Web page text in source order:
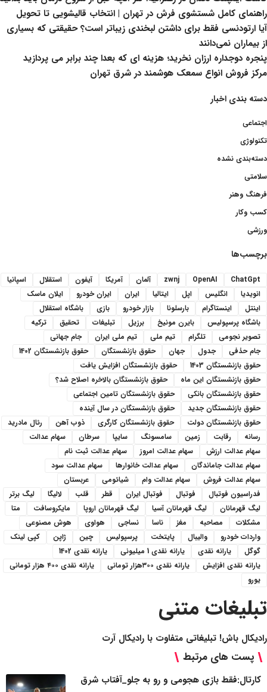
راهنمای کامل شستشوی فرش در تهران | انتخاب قالیشویی تا تحویل
آیا ارتودنسی فقط برای داشتن لبخندی زیباتر است؟ حقیقتی که بسیاری
از بیماران نمی‌دانند
پنجره دوجداره ارزان نخرید؛ هزینه ای که بعدا چند برابر می پردازید
مرکز فروش انواع سمعک هوشمند در شرق تهران
دسته بندی اخبار
اجتماعی
تکنولوژی
دسته‌بندی نشده
سلامتی
فرهنگ وهنر
کسب وکار
ورزشی
برچسب‌ها
ChatGpt
OpenAI
zwnj آلمان آمریکا آیفون استقلال
اسپانیا
انویدیا
انگلیس اپل ایتالیا ایران ایران خودرو
ایلان ماسک
اینتل
اینستاگرام بارسلونا بازار خودرو بازی
باشگاه استقلال
باشگاه پرسپولیس
بایرن مونیخ برزیل تبلیغات تحقیق
ترکیه
تصویر نجومی
تلگرام تیم ملی تیم ملی ایران
جام جهانی
جام حذفی
جدول جهان حقوق بازنشستگان
حقوق بازنشستگان 1402
حقوق بازنشستگان 1403
حقوق بازنشستگان افزایش یافت
حقوق بازنشستگان این ماه
حقوق بازنشستگان بالاخره اصلاح شد؟
حقوق بازنشستگان بانکی
حقوق بازنشستگان تامین اجتماعی
حقوق بازنشستگان جدید
حقوق بازنشستگان در سال آینده
حقوق بازنشستگان دولت
حقوق بازنشستگان کارگری ذوب آهن
رئال مادرید
رسانه
رقابت زمین سامسونگ سایپا سرطان
سهام عدالت
سهام عدالت ارزش
سهام عدالت امروز
سهام عدالت ثبت نام
سهام عدالت جاماندگان
سهام عدالت خانوارها
سهام عدالت سود
سهام عدالت فروش
سهام عدالت وام شیائومی
عربستان
فدراسیون فوتبال
فوتبال فوتبال ایران قطر قلب لالیگا
لیگ برتر
لیگ قهرمانان
لیگ قهرمانان آسیا لیگ قهرمانان اروپا مایکروسافت
متا
مشکلات
مصاحبه مغز ناسا نساجی هواوی
هوش مصنوعی
واردات خودرو
والیبال پایتخت پرسپولیس چین ژاپن
کپی لینک
گوگل
یارانه نقدی یارانه نقدی 1 میلیونی
یارانه نقدی 1402
یارانه نقدی افزایش
یارانه نقدی ۳۰۰هزار تومانی
یارانه نقدی ۴۰۰ هزار تومانی
یورو
تبلیغات متنی
رادیکال باش! تبلیغاتی متفاوت با رادیکال آرت
پست های مرتبط
کارتال:فقط بازی هجومی و رو به جلو_آفتاب شرق